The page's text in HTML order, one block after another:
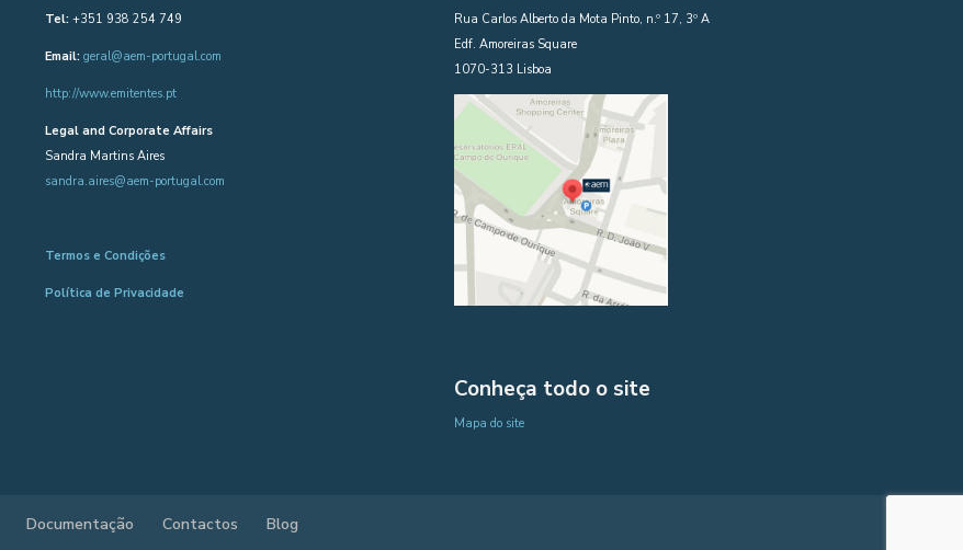
Tel: +351 938 254 749
Email: geral@aem-portugal.com
http://www.emitentes.pt
Legal and Corporate Affairs
Sandra Martins Aires
sandra.aires@aem-portugal.com
Termos e Condições
Política de Privacidade
Rua Carlos Alberto da Mota Pinto, n.º 17, 3º A
Edf. Amoreiras Square
1070-313 Lisboa
Conheça todo o site
Mapa do site
Documentação Contactos Blog